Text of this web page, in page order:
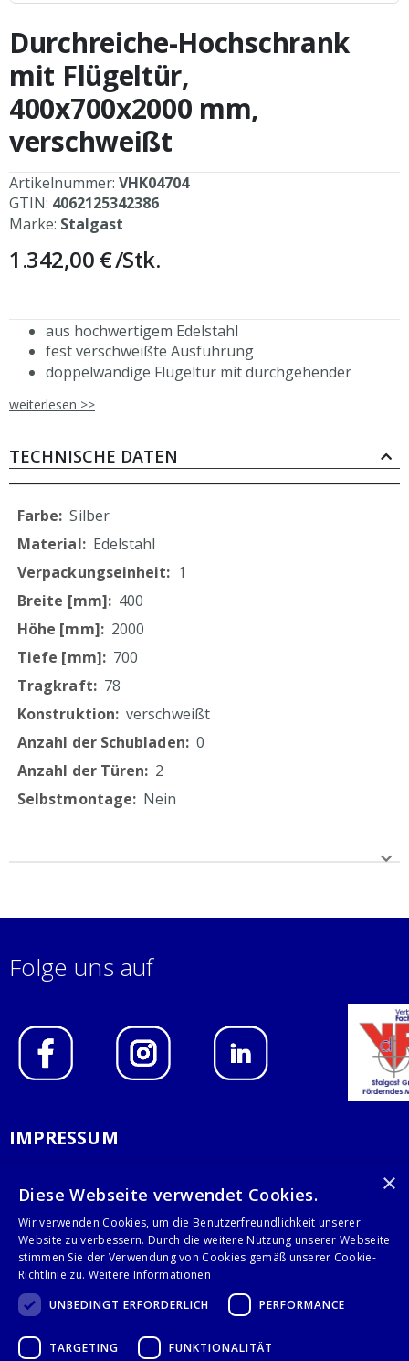
Anfang
der
Bildergalerie
springen
Durchreiche-Hochschrank
mit Flügeltür,
400x700x2000 mm,
verschweißt
Artikelnummer: VHK04704
GTIN: 4062125342386
Marke: Stalgast
1.342,00 €/Stk.
aus hochwertigem Edelstahl
fest verschweißte Ausführung
doppelwandige Flügeltür mit durchgehender
Magnetschließer
Schrankbeine aus Vierkantprofilen 40x40 mm,
Materialstärke: 1,2 mm
Tragkraft 70 kg/m2
mittlerer Schrankboden nicht höhenverstellbar, H.
60 mm
ressourcenschonende Produktion durch Verzicht
auf Folierung
weiterlesen >>
TECHNISCHE DATEN
Mehr
Informationen
Silber
Edelstahl
1
400
2000
700
78
verschweißt
0
2
Nein
Folge uns auf
IMPRESSUM
AGB
KONTAKT
Stalgast GmbH
28359 Bremen
×
Diese Webseite verwendet Cookies.
Wir verwenden Cookies, um die Benutzerfreundlichkeit unserer
Website zu verbessern. Durch die weitere Nutzung unserer Webseite
stimmen Sie der Verwendung von Cookies gemäß unserer Cookie-
Richtlinie zu. Weitere Informationen
UNBEDINGT ERFORDERLICH
PERFORMANCE
TARGETING FUNKTIONALITÄT